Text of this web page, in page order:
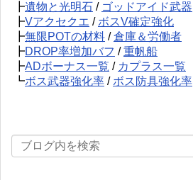
┣遺物と光明石 / ゴッドアイド武器
┣Vアクセクエ / ボスV確定強化
┣無限POTの材料 /倉庫＆労働者
┣DROP率増加バフ /重帆船
┣ADボーナス一覧 / カプラス一覧
┗ボス武器強化率 / ボス防具強化率